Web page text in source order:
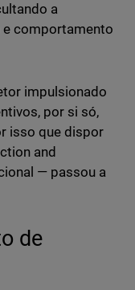
a
comportamento
impulsionado
por si só,
isso que dispor
and
— passou a
de